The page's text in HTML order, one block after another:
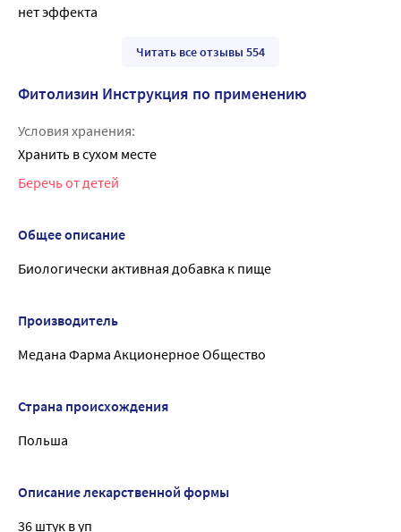
нет эффекта
Читать все отзывы 554
Фитолизин Инструкция по применению
Условия хранения:
Хранить в сухом месте
Беречь от детей
Общее описание
Биологически активная добавка к пище
Производитель
Медана Фарма Акционерное Общество
Страна происхождения
Польша
Описание лекарственной формы
36 штук в уп